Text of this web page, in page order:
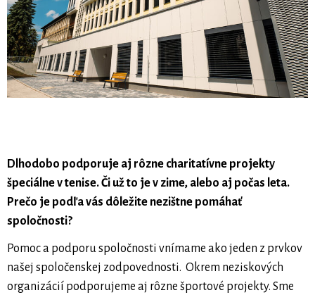
Dlhodobo podporuje aj rôzne charitatívne projekty
špeciálne v tenise. Či už to je v zime, alebo aj počas leta.
Prečo je podľa vás dôležite nezištne pomáhať
spoločnosti?
Pomoc a podporu spoločnosti vnímame ako jeden z prvkov
našej spoločenskej zodpovednosti. Okrem neziskových
organizácií podporujeme aj rôzne športové projekty. Sme